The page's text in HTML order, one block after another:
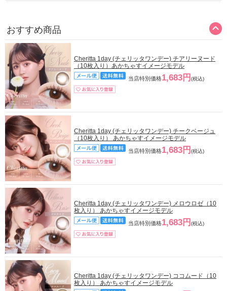
おすすめ商品
Cheritta 1day (チェリッタワンデー) チアリーヌード
（10枚入り）あかちゃすイメージモデル
当店特別価格1,683円 (税込)
Cheritta 1day (チェリッタワンデー) チークベージュ
（10枚入り） あかちゃすイメージモデル
当店特別価格1,683円 (税込)
Cheritta 1day (チェリッタワンデー) メロウロゼ（10
枚入り） あかちゃすイメージモデル
当店特別価格1,683円 (税込)
Cheritta 1day (チェリッタワンデー) ココムード（10
枚入り） あかちゃすイメージモデル